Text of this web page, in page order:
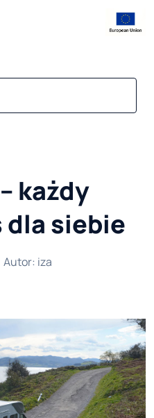
każdy
dla siebie
Autor: iza